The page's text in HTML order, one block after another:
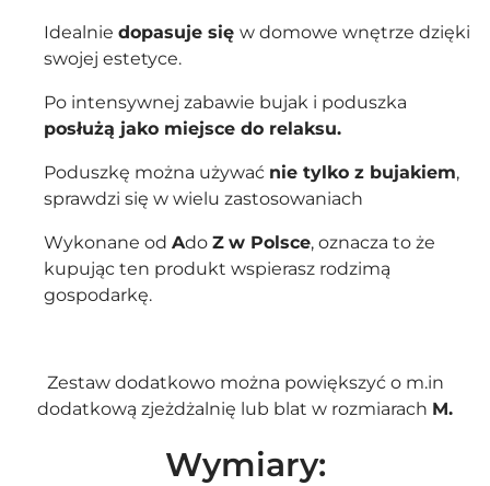
Idealnie dopasuje się w domowe wnętrze dzięki
swojej estetyce.
Po intensywnej zabawie bujak i poduszka
posłużą jako miejsce do relaksu.
Poduszkę można używać nie tylko z bujakiem,
sprawdzi się w wielu zastosowaniach
Wykonane od Ado Z w Polsce, oznacza to że
kupując ten produkt wspierasz rodzimą
gospodarkę.
Zestaw dodatkowo można powiększyć o m.in
dodatkową zjeżdżalnię lub blat w rozmiarach M.
Wymiary: